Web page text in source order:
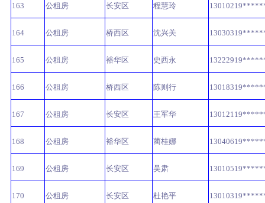
163 公租房 长安区 程慧玲
164 公租房 桥西区 沈兴关
165 公租房 裕华区 史西永
166 公租房 桥西区 陈则行
167 公租房 长安区 王军华
168 公租房 裕华区 蔺桂娜
169 公租房 长安区 吴肃
170 公租房 长安区 杜艳平